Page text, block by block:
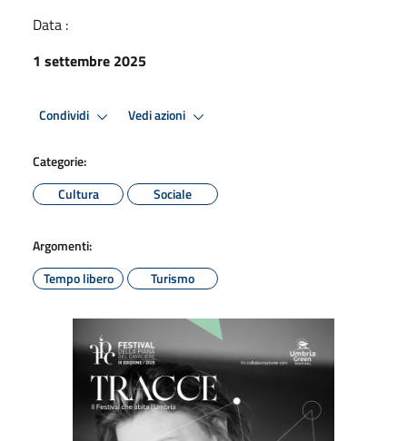
Data :
1 settembre 2025
Condividi Vedi azioni
Categorie:
Cultura
Sociale
Argomenti:
Tempo libero
Turismo